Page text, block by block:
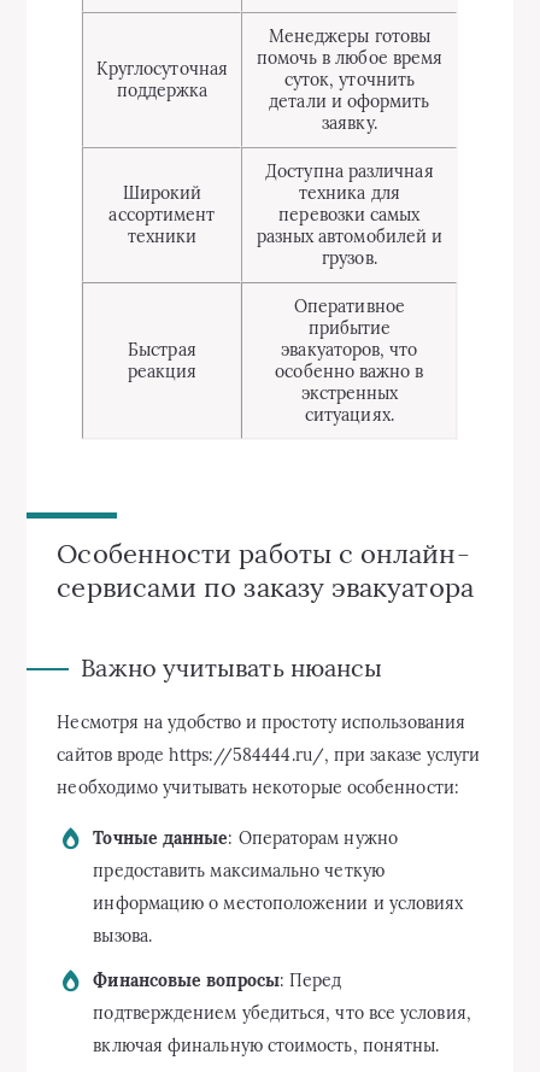
Круглосуточная
поддержка
Менеджеры готовы
помочь в любое время
суток, уточнить
детали и оформить
заявку.
Широкий
ассортимент
техники
Доступна различная
техника для
перевозки самых
разных автомобилей и
грузов.
Быстрая
реакция
Оперативное
прибытие
эвакуаторов, что
особенно важно в
экстренных
ситуациях.
Особенности работы с онлайн-
сервисами по заказу эвакуатора
Важно учитывать нюансы
Несмотря на удобство и простоту использования
сайтов вроде https://584444.ru/, при заказе услуги
необходимо учитывать некоторые особенности:
Точные данные: Операторам нужно
предоставить максимально четкую
информацию о местоположении и условиях
вызова.
Финансовые вопросы: Перед
подтверждением убедиться, что все условия,
включая финальную стоимость, понятны.